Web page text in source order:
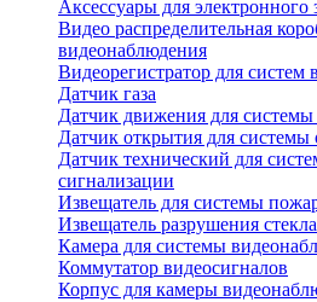
Аксессуары для электронного
Видео распределительная
видеонаблюдения
Видеорегистратор для систем
Датчик газа
Датчик движения для
Датчик открытия для системы
Датчик технический для
сигнализации
Извещатель для системы
Извещатель разрушения
Камера для системы
Коммутатор видеосигналов
Корпус для камеры